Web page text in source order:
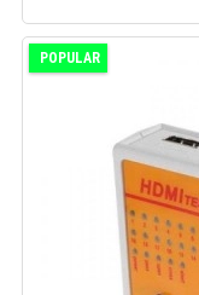
POPULAR